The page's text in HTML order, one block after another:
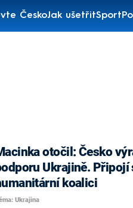
ČeskoJak ušetřitSport
otočil: Česko
Ukrajině. Připojí
koalici
Ukrajina